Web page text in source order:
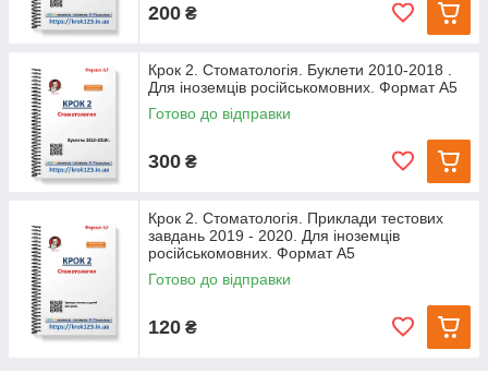
200 ₴
Крок 2. Стоматологія. Буклети 2010-2018 .
Для іноземців російськомовних. Формат А5
Готово до відправки
300 ₴
Крок 2. Стоматологія. Приклади тестових
завдань 2019 - 2020. Для іноземців
російськомовних. Формат А5
Готово до відправки
120 ₴